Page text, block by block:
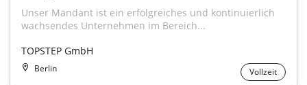
Unser Mandant ist ein erfolgreiches und kontinuierlich
wachsendes Unternehmen im Bereich...
TOPSTEP GmbH
Berlin Vollzeit